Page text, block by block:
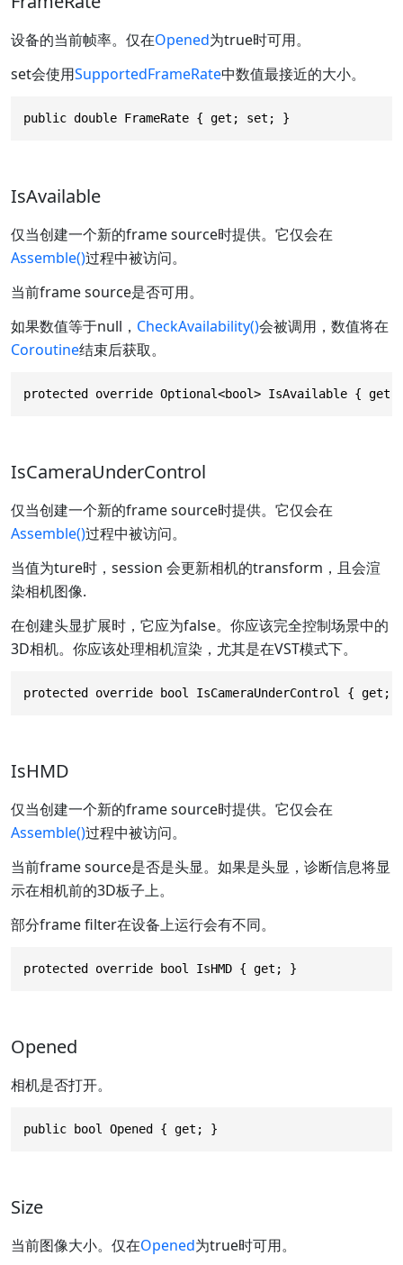
设备的当前帧率。仅在Opened为true时可用。
set会使用SupportedFrameRate中数值最接近的大小。
public double FrameRate { get; set; }
IsAvailable
仅当创建一个新的frame source时提供。它仅会在
Assemble()过程中被访问。
当前frame source是否可用。
如果数值等于null， CheckAvailability()会被调用，数值将在
Coroutine结束后获取。
protected override Optional<bool> IsAvailable {
IsCameraUnderControl
仅当创建一个新的frame source时提供。它仅会在
Assemble()过程中被访问。
当值为ture时，session 会更新相机的transform，且会渲
染相机图像.
在创建头显扩展时，它应为false。你应该完全控制场景中的
3D相机。你应该处理相机渲染，尤其是在VST模式下。
protected override bool IsCameraUnderControl { get;
IsHMD
仅当创建一个新的frame source时提供。它仅会在
Assemble()过程中被访问。
当前frame source是否是头显。如果是头显，诊断信息将显
示在相机前的3D板子上。
部分frame filter在设备上运行会有不同。
protected override bool IsHMD { get; }
Opened
相机是否打开。
public bool Opened { get; }
Size
当前图像大小。仅在Opened为true时可用。